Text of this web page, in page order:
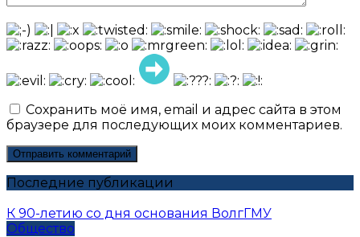
Сохранить моё имя, email и адрес сайта в этом
браузере для последующих моих комментариев.
Последние публикации
К 90-летию со дня основания ВолгГМУ
Общество